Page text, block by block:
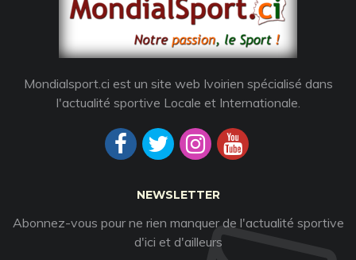
Mondialsport.ci est un site web Ivoirien spécialisé dans
l'actualité sportive Locale et Internationale.
NEWSLETTER
Abonnez-vous pour ne rien manquer de l'actualité sportive
d'ici et d'ailleurs